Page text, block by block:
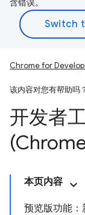
含错误。
Chrome for
该内容对您有帮助吗
开发者
本页内容
预览版功能：